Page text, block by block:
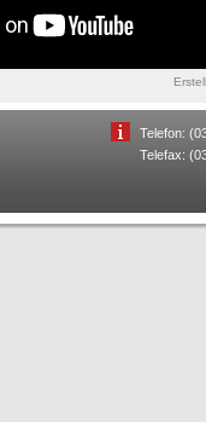
Telefon:
Telefax: